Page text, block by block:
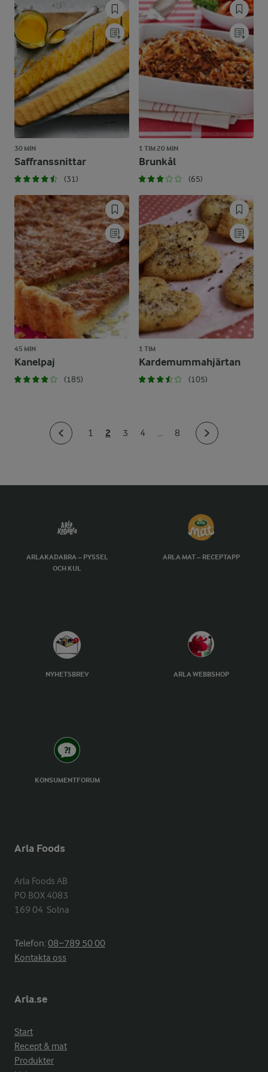
30 MIN
Saffranssnittar
(31)
1 TIM 20 MIN
Brunkål
(65)
45 MIN
Kanelpaj
(185)
1 TIM
Kardemummahjärtan
(105)
1 2 3 4 ... 8
ARLAKADABRA – PYSSEL
OCH KUL
ARLA MAT – RECEPTAPP
NYHETSBREV ARLA WEBBSHOP
KONSUMENTFORUM
Arla Foods
Arla Foods AB
PO BOX 4083
169 04  Solna
Telefon:08−789 50 00
Kontakta oss
Arla.se
Start
Recept & mat
Produkter